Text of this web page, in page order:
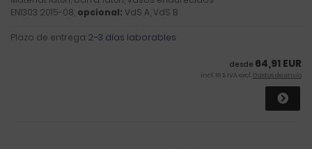
EN1303: 2015-08, opcional: VdS A, VdS B
Plazo de entrega:2–3 días laborables
desde 64,91 EUR
incl. 19 % IVA excl.Gastos de envío